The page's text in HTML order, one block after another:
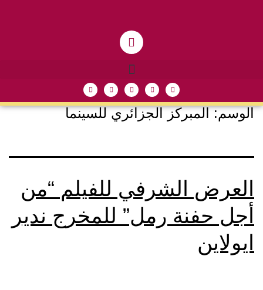
الوسم:المبركز الجزائري للسينما
العرض الشرفي للفيلم “من
أجل حفنة رمل” للمخرج ندير
ايولاين